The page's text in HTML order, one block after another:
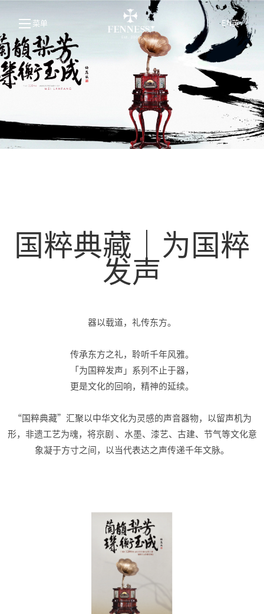
菜单 EN英
国粹典藏｜为国粹
发声
器以载道，礼传东方。
传承东方之礼，聆听千年风雅。
「为国粹发声」系列不止于器，
更是文化的回响，精神的延续。
“国粹典藏”汇聚以中华文化为灵感的声音器物，以留声机为
形，非遗工艺为魂，将京剧 、水墨、漆艺、古建、节气等文化意
象凝于方寸之间，以当代表达之声传递千年文脉。